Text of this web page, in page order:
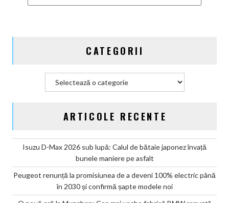
de
CATEGORII
ARTICOLE RECENTE
Isuzu D-Max 2026 sub lupă: Calul de bătaie japonez învață
bunele maniere pe asfalt
Peugeot renunță la promisiunea de a deveni 100% electric până
în 2030 și confirmă șapte modele noi